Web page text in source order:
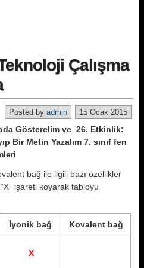
Çalışma
15 Ocak 2015
Posted by admin
Gösterelim ve 26. Etkinlik:
Bir Metin Yazalım 7. sınıf fen
bağ ile ilgili bazı özellikler
işareti koyarak tabloyu
İyonik bağ Kovalent bağ
X